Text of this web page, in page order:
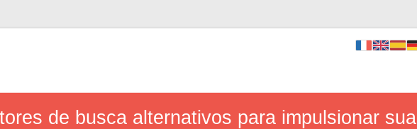
de busca alternativos para impulsionar sua